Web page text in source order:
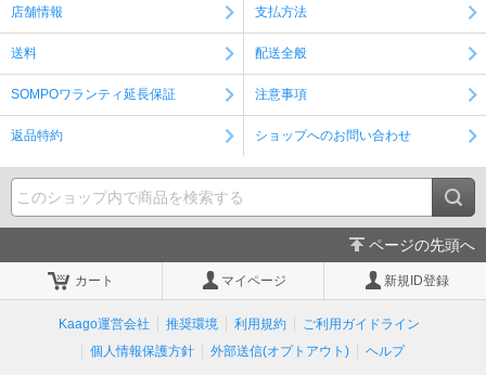
店舗情報 支払方法
送料 配送全般
SOMPOワランティ延長保証 注意事項
返品特約 ショップへのお問い合わせ
ページの先頭へ
カート マイページ 新規ID登録
Kaago運営会社 推奨環境 利用規約
ご利用ガイドライン
個人情報保護方針
外部送信(オプトアウト) ヘルプ